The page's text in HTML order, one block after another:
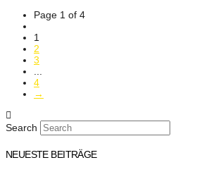
Page 1 of 4
1
2
3
4
→
Search
NEUESTE BEITRÄGE